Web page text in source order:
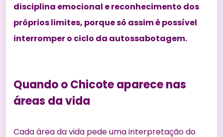
disciplina emocional e reconhecimento dos
próprios limites, porque só assim é possível
interromper o ciclo da autossabotagem.
Quando o Chicote aparece nas
áreas da vida
Cada área da vida pede uma interpretação do